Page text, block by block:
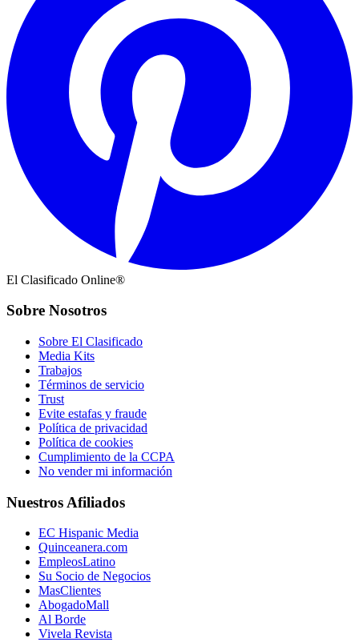
El Clasificado Online®
Sobre Nosotros
Sobre El Clasificado
Media Kits
Trabajos
Términos de servicio
Trust
Evite estafas y fraude
Política de privacidad
Política de cookies
Cumplimiento de la CCPA
No vender mi información
Nuestros Afiliados
EC Hispanic Media
Quinceanera.com
EmpleosLatino
Su Socio de Negocios
MasClientes
AbogadoMall
Al Borde
Vivela Revista